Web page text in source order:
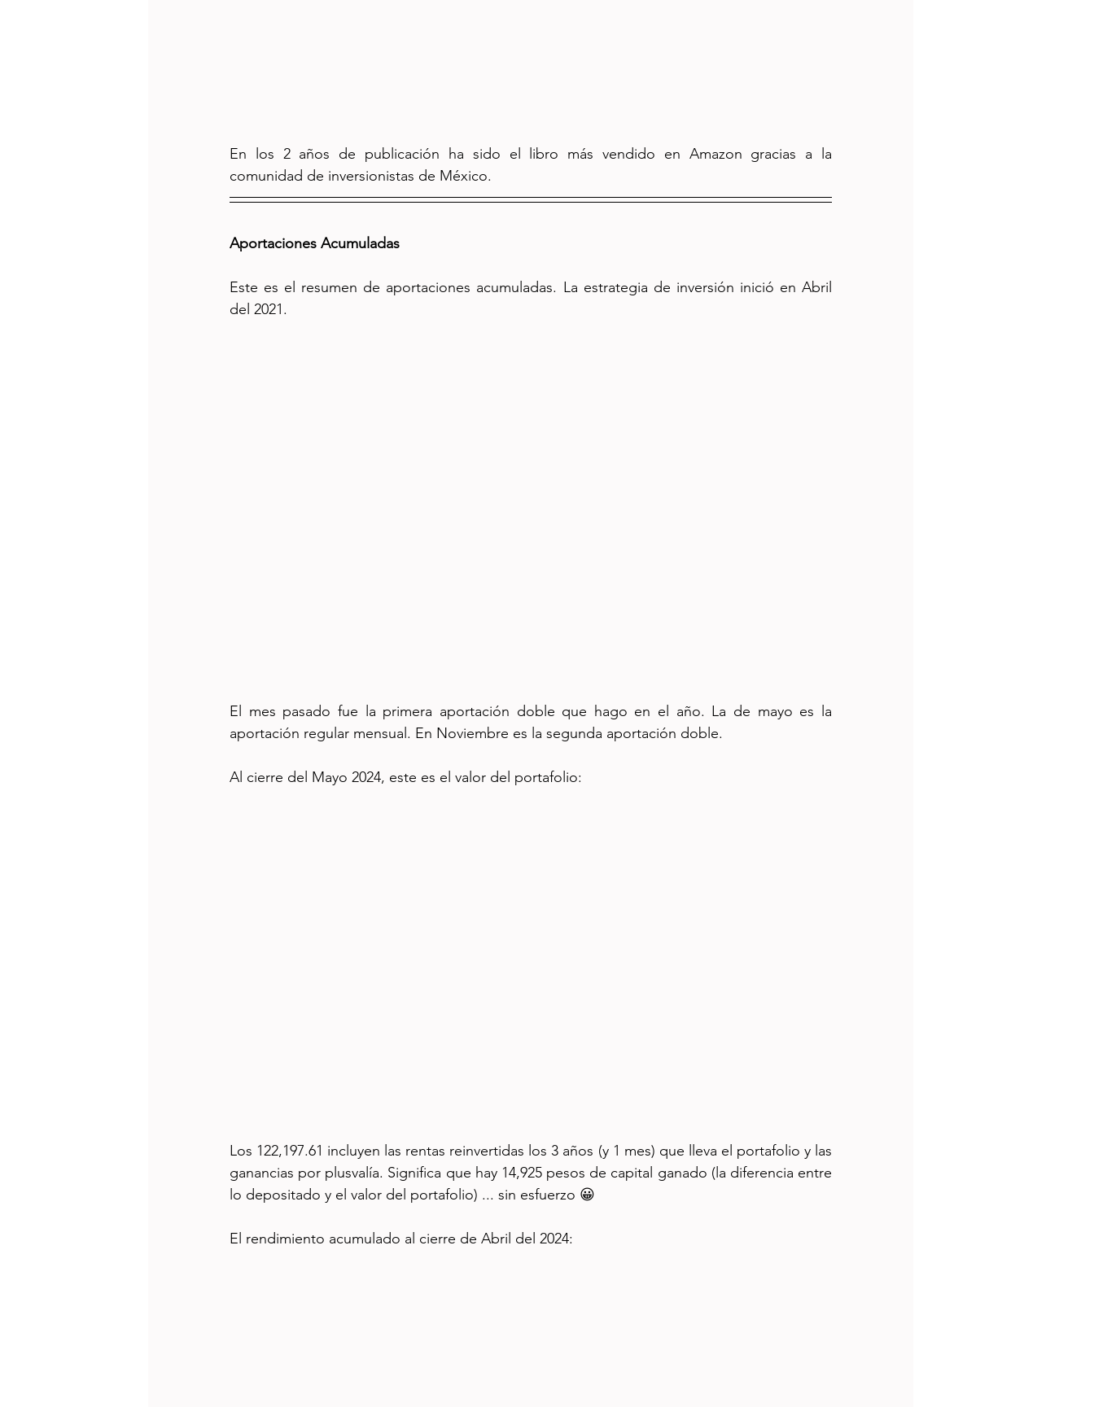
En los 2 años de publicación ha sido el libro más vendido en Amazon gracias a la
comunidad de inversionistas de México.
Aportaciones Acumuladas
Este es el resumen de aportaciones acumuladas. La estrategia de inversión inició en Abril
del 2021.
El mes pasado fue la primera aportación doble que hago en el año. La de mayo es la
aportación regular mensual. En Noviembre es la segunda aportación doble.
Al cierre del Mayo 2024, este es el valor del portafolio:
Los 122,197.61 incluyen las rentas reinvertidas los 3 años (y 1 mes) que lleva el portafolio y las
ganancias por plusvalía. Significa que hay 14,925 pesos de capital ganado (la diferencia entre
lo depositado y el valor del portafolio) ... sin esfuerzo 😀
El rendimiento acumulado al cierre de Abril del 2024: